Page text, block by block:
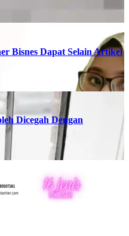
Bisnes Dapat Selain Artikel
Dicegah Dengan